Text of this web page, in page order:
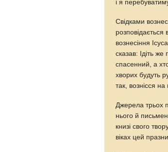
і я
Свідками
розповідається
вознесіння
сказав: Ідіть
спасенний, а
хворих будуть
так, вознісся
Джерела трьох
нього й
книзі свого
віках цей